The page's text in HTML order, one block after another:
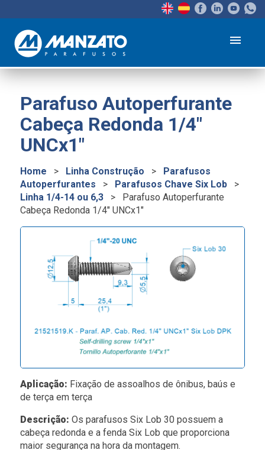
menu
Parafuso Autoperfurante
Cabeça Redonda 1/4″
UNCx1″
Home > Linha Construção >
Parafusos
Autoperfurantes
> Parafusos Chave Six Lob
>
Linha 1/4-14 ou 6,3
>
Parafuso Autoperfurante
Cabeça Redonda 1/4″ UNCx1″
Aplicação: Fixação de assoalhos de ônibus, baús e
de terça em terça
Descrição:Os parafusos Six Lob 30 possuem a
cabeça redonda e a fenda Six Lob que proporciona
maior segurança na hora da montagem.